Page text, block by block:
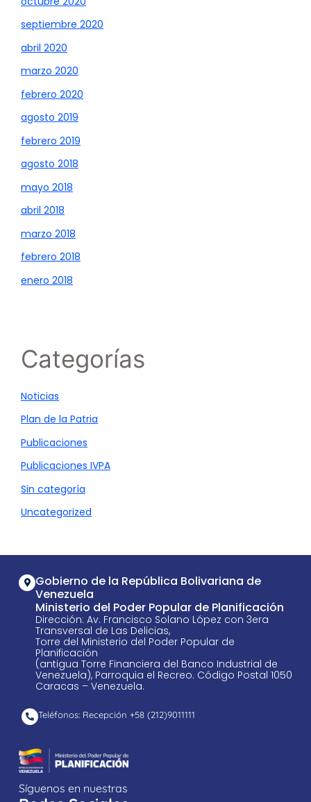
septiembre 2020
abril 2020
marzo 2020
febrero 2020
agosto 2019
febrero 2019
agosto 2018
mayo 2018
abril 2018
marzo 2018
febrero 2018
enero 2018
Categorías
Noticias
Plan de la Patria
Publicaciones
Publicaciones IVPA
Sin categoría
Uncategorized
Gobierno de la República Bolivariana de
Venezuela
Ministerio del Poder Popular de Planificación
Dirección: Av. Francisco Solano López con 3era
Transversal de Las Delicias,
Torre del Ministerio del Poder Popular de
Planificación
(antigua Torre Financiera del Banco Industrial de
Venezuela), Parroquia el Recreo. Código Postal 1050
Caracas – Venezuela.
Teléfonos: Recepción +58 ​(212)9011111
Síguenos en nuestras